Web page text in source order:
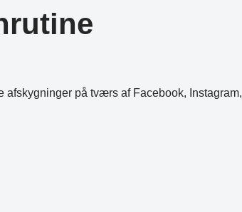
på tværs af Facebook,